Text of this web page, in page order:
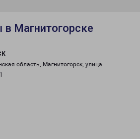
Магнитогорске
область, Магнитогорск, улица